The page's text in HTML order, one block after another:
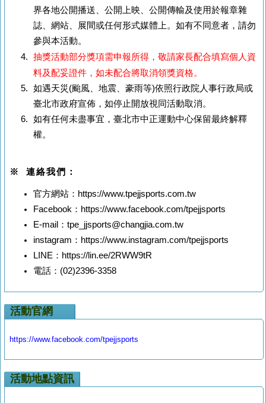
界各地公開播送、公開上映、公開傳輸及使用於報章雜
誌、網站、展間或任何形式媒體上。如有不同意者，請勿
參與本活動。
抽獎活動部分獎項需申報所得，敬請家長配合填寫個人資
料及配妥證件，如未配合將取消領獎資格。
如遇天災(颱風、地震、豪雨等)依照行政院人事行政局或
臺北市政府宣佈，如停止開放視同活動取消。
如有任何未盡事宜，臺北市中正運動中心保留最終解釋
權。
※ 連絡我們：
官方網站：https://www.tpejjsports.com.tw
Facebook ：https://www.facebook.com/tpejjsports
E-mail： tpe_jjsports@changjia.com.tw
instagram：https://www.instagram.com/tpejjsports
LINE：https://lin.ee/2RWW9tR
電話：(02)2396-3358
活動官網
https://www.facebook.com/tpejjsports
活動地點資訊